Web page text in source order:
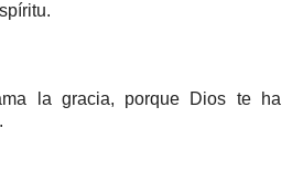
la gracia, porque Dios te ha